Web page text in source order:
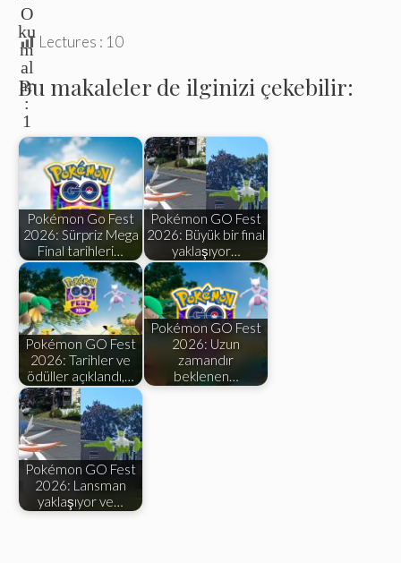
O
ku
m
al
ar
:
1
Lectures : 10
Bu makaleler de ilginizi çekebilir:
Pokémon Go Fest
2026: Sürpriz Mega
Final tarihleri…
Pokémon GO Fest
2026: Büyük bir final
yaklaşıyor…
Pokémon GO Fest
2026: Tarihler ve
ödüller açıklandı,…
Pokémon GO Fest
2026: Uzun
zamandır
beklenen…
Pokémon GO Fest
2026: Lansman
yaklaşıyor ve…